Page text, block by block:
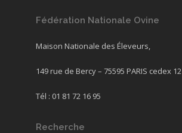
Fédération Nationale Ovine
Maison Nationale des Éleveurs,
149 rue de Bercy – 75595 PARIS cedex 12
Tél : 01 81 72 16 95
Recherche